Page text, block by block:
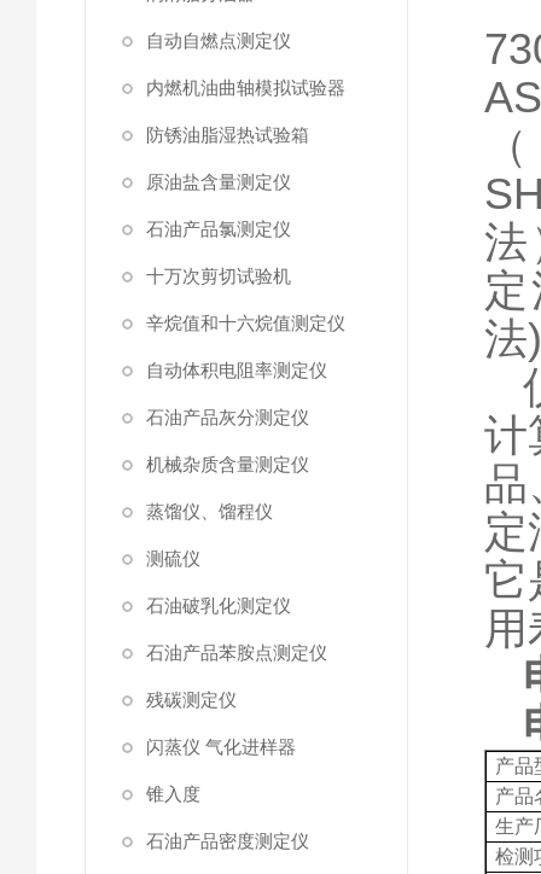
自动自燃点测定仪
内燃机油曲轴模拟试验器
防锈油脂湿热试验箱
原油盐含量测定仪
石油产品氯测定仪
十万次剪切试验机
辛烷值和十六烷值测定仪
自动体积电阻率测定仪
石油产品灰分测定仪
机械杂质含量测定仪
蒸馏仪、馏程仪
测硫仪
石油破乳化测定仪
石油产品苯胺点测定仪
残碳测定仪
闪蒸仪 气化进样器
锥入度
石油产品密度测定仪
法
法
计
品
它
产品
产品
生产
检测